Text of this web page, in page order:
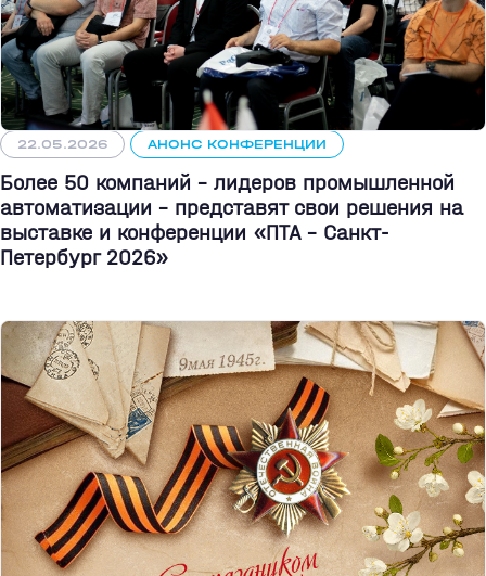
22.05.2026 АНОНС КОНФЕРЕНЦИИ
Более 50 компаний - лидеров промышленной
автоматизации - представят свои решения на
выставке и конференции «ПТА – Санкт-
Петербург 2026»